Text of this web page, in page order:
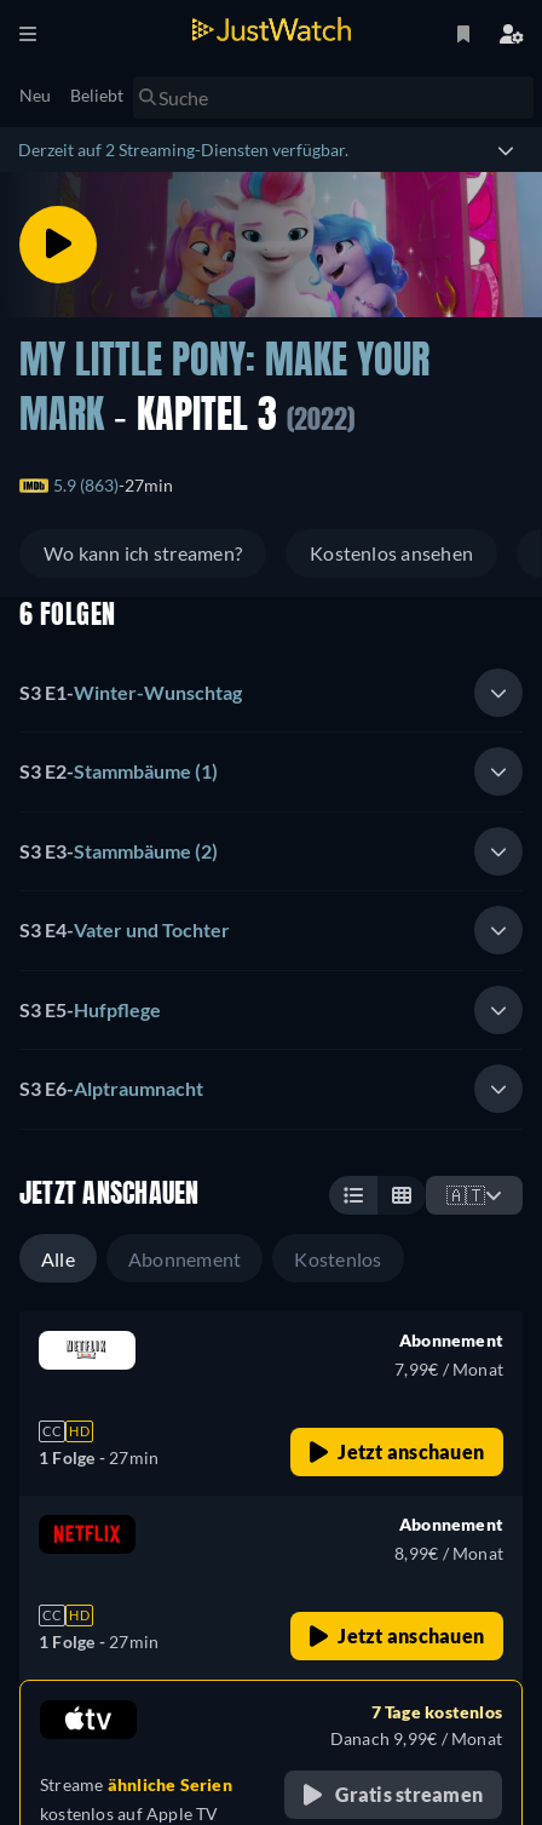
Neu Beliebt
Derzeit auf 2 Streaming-Diensten verfügbar.
MY LITTLE PONY: MAKE YOUR
MARK - KAPITEL 3 (2022)
5.9 (863) 27min
Wo kann ich streamen? Kostenlos ansehen
6 FOLGEN
S3 E1-Winter-Wunschtag
S3 E2-Stammbäume (1)
S3 E3-Stammbäume (2)
S3 E4-Vater und Tochter
S3 E5-Hufpflege
S3 E6-Alptraumnacht
JETZT ANSCHAUEN 🇦🇹
Alle Abonnement Kostenlos
CC HD
1 Folge - 27min
Abonnement
7,99€ / Monat
Jetzt anschauen
CC HD
1 Folge - 27min
Abonnement
8,99€ / Monat
Jetzt anschauen
Streame ähnliche Serien
kostenlos aufApple TV
7 Tage kostenlos
Danach 9,99€ / Monat
Gratis streamen